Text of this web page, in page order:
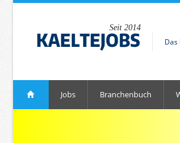
Seit 2014
Jobs Branchenbuch